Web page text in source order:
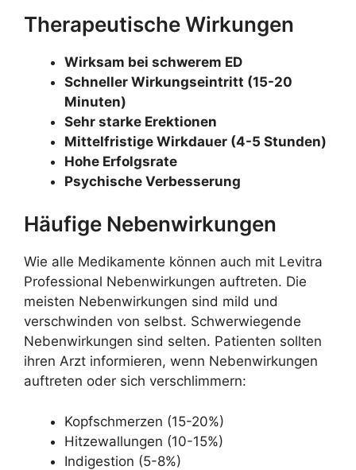
Therapeutische Wirkungen
Wirksam bei schwerem ED
Schneller Wirkungseintritt (15-20
Minuten)
Sehr starke Erektionen
Mittelfristige Wirkdauer (4-5 Stunden)
Hohe Erfolgsrate
Psychische Verbesserung
Häufige Nebenwirkungen
Wie alle Medikamente können auch mit Levitra
Professional Nebenwirkungen auftreten. Die
meisten Nebenwirkungen sind mild und
verschwinden von selbst. Schwerwiegende
Nebenwirkungen sind selten. Patienten sollten
ihren Arzt informieren, wenn Nebenwirkungen
auftreten oder sich verschlimmern:
Kopfschmerzen (15-20%)
Hitzewallungen (10-15%)
Indigestion (5-8%)